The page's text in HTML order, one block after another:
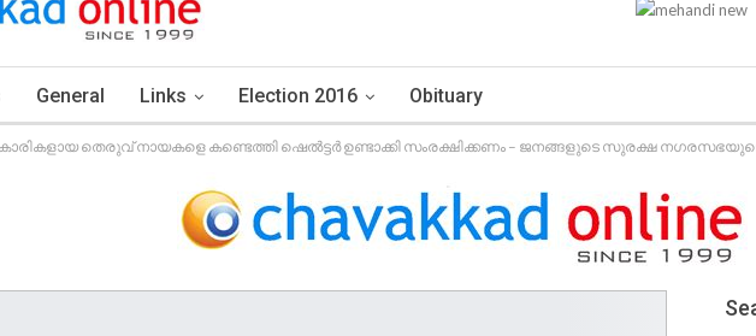
General Links Election 2016 Obituary
തെരുവ് നായകളെ കണ്ടെത്തി ഷെൽട്ടർ ഉണ്ടാക്കി സംരക്ഷിക്കണം – ജനങ്ങളുടെ സുരക്ഷ